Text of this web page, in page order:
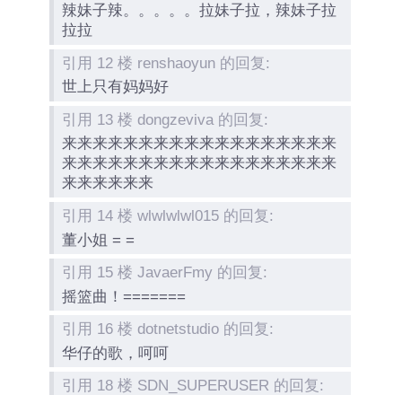
辣妹子辣。。。。。拉妹子拉，辣妹子拉
拉拉
引用 12 楼 renshaoyun 的回复:
世上只有妈妈好
引用 13 楼 dongzeviva 的回复:
来来来来来来来来来来来来来来来来来来
来来来来来来来来来来来来来来来来来来
来来来来来来
引用 14 楼 wlwlwlwl015 的回复:
董小姐 = =
引用 15 楼 JavaerFmy 的回复:
摇篮曲！=======
引用 16 楼 dotnetstudio 的回复:
华仔的歌，呵呵
引用 18 楼 SDN_SUPERUSER 的回复: